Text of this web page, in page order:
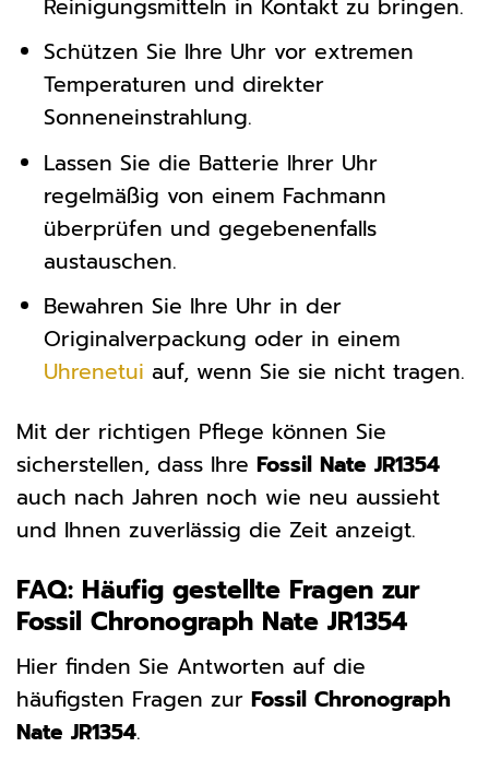
Reinigungsmitteln in Kontakt zu bringen.
Schützen Sie Ihre Uhr vor extremen
Temperaturen und direkter
Sonneneinstrahlung.
Lassen Sie die Batterie Ihrer Uhr
regelmäßig von einem Fachmann
überprüfen und gegebenenfalls
austauschen.
Bewahren Sie Ihre Uhr in der
Originalverpackung oder in einem
Uhrenetui auf, wenn Sie sie nicht tragen.
Mit der richtigen Pflege können Sie
sicherstellen, dass Ihre Fossil Nate JR1354
auch nach Jahren noch wie neu aussieht
und Ihnen zuverlässig die Zeit anzeigt.
FAQ: Häufig gestellte Fragen zur
Fossil Chronograph Nate JR1354
Hier finden Sie Antworten auf die
häufigsten Fragen zur Fossil Chronograph
Nate JR1354.